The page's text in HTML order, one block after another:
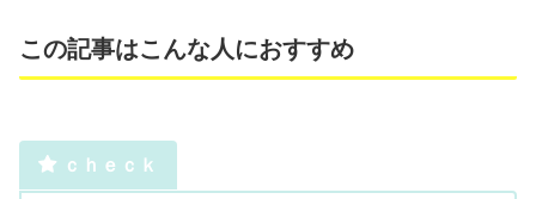
この記事はこんな人におすすめ
ｃｈｅｃｋ